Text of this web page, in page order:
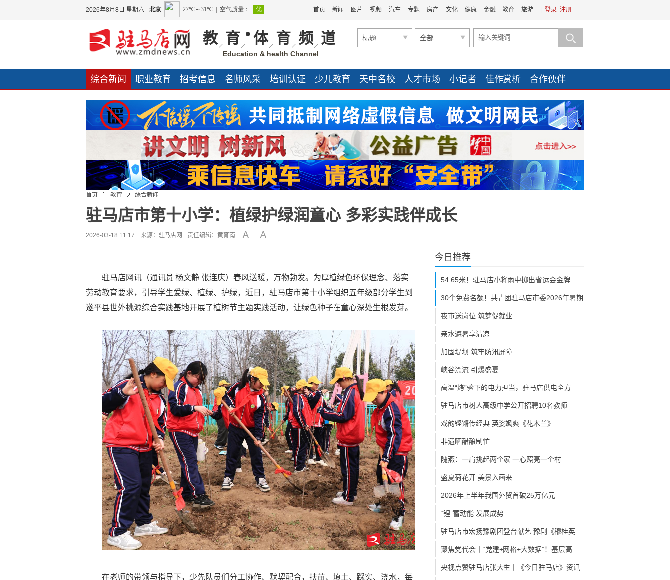
2026年8月8日 星期六 登录 注册
首页 新闻 图片 视频 汽车 专题 房产 文化 健康 金融 教育 旅游
教 育 •体 育 频 道
Education & health Channel
标题 全部
综合新闻 职业教育 招考信息 名师风采 培训认证 少儿教育 天中名校 人才市场 小记者 佳作赏析
合作伙伴
友情链接
首页 教育 综合新闻
驻马店市第十小学：植绿护绿润童心 多彩实践伴成长
2026-03-18 11:17 来源： 驻马店网 责任编辑：黄育南
驻马店网讯（通讯员 杨文静 张连庆）春风送暖，万物勃发。为厚植绿色环保理念、落实
劳动教育要求，引导学生爱绿、植绿、护绿，近日， 驻马店市第十小学组织五年级部分学生到
遂平县世外桃源综合实践基地开展了植树节主题实践活动，让绿色种子在童心深处生根发芽。
在老师的带领与指导下，少先队员们分工协作、默契配合，扶苗、填土、踩实、浇水，每
今日推荐
54.65米！驻马店小将雨中掷出省运会金牌
30个免费名额！共青团驻马店市委2026年暑期
夜市送岗位 筑梦促就业
亲水避暑享清凉
加固堤坝 筑牢防汛屏障
峡谷漂流 引爆盛夏
高温“烤”验下的电力担当，驻马店供电全方
驻马店市树人高级中学公开招聘10名教师
戏韵铿锵传经典 英姿飒爽《花木兰》
非遗晒醋酿制忙
隗燕：一肩挑起两个家 一心照亮一个村
盛夏荷花开 美景入画来
2026年上半年我国外贸首破25万亿元
“锂”蓄动能 发展成势
驻马店市宏扬豫剧团登台献艺 豫剧《穆桂英
聚焦党代会丨“党建+网格+大数据”！基层高
央视点赞驻马店张大生丨《今日驻马店》资讯